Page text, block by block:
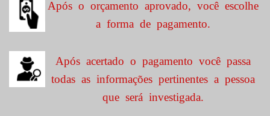
Após o orçamento aprovado, você escolhe
a forma de pagamento.
Após acertado o pagamento você passa
todas as informações pertinentes a pessoa
que será investigada.